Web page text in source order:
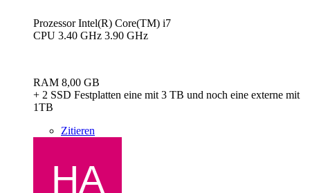
Prozessor Intel(R) Core(TM) i7
CPU 3.40 GHz 3.90 GHz
RAM 8,00 GB
+ 2 SSD Festplatten eine mit 3 TB und noch eine externe mit
1TB
Zitieren